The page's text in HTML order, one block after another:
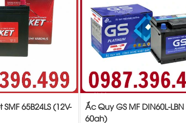
65B24LS (12V-
Ắc Quy GS MF DIN60L-LBN
60ah)